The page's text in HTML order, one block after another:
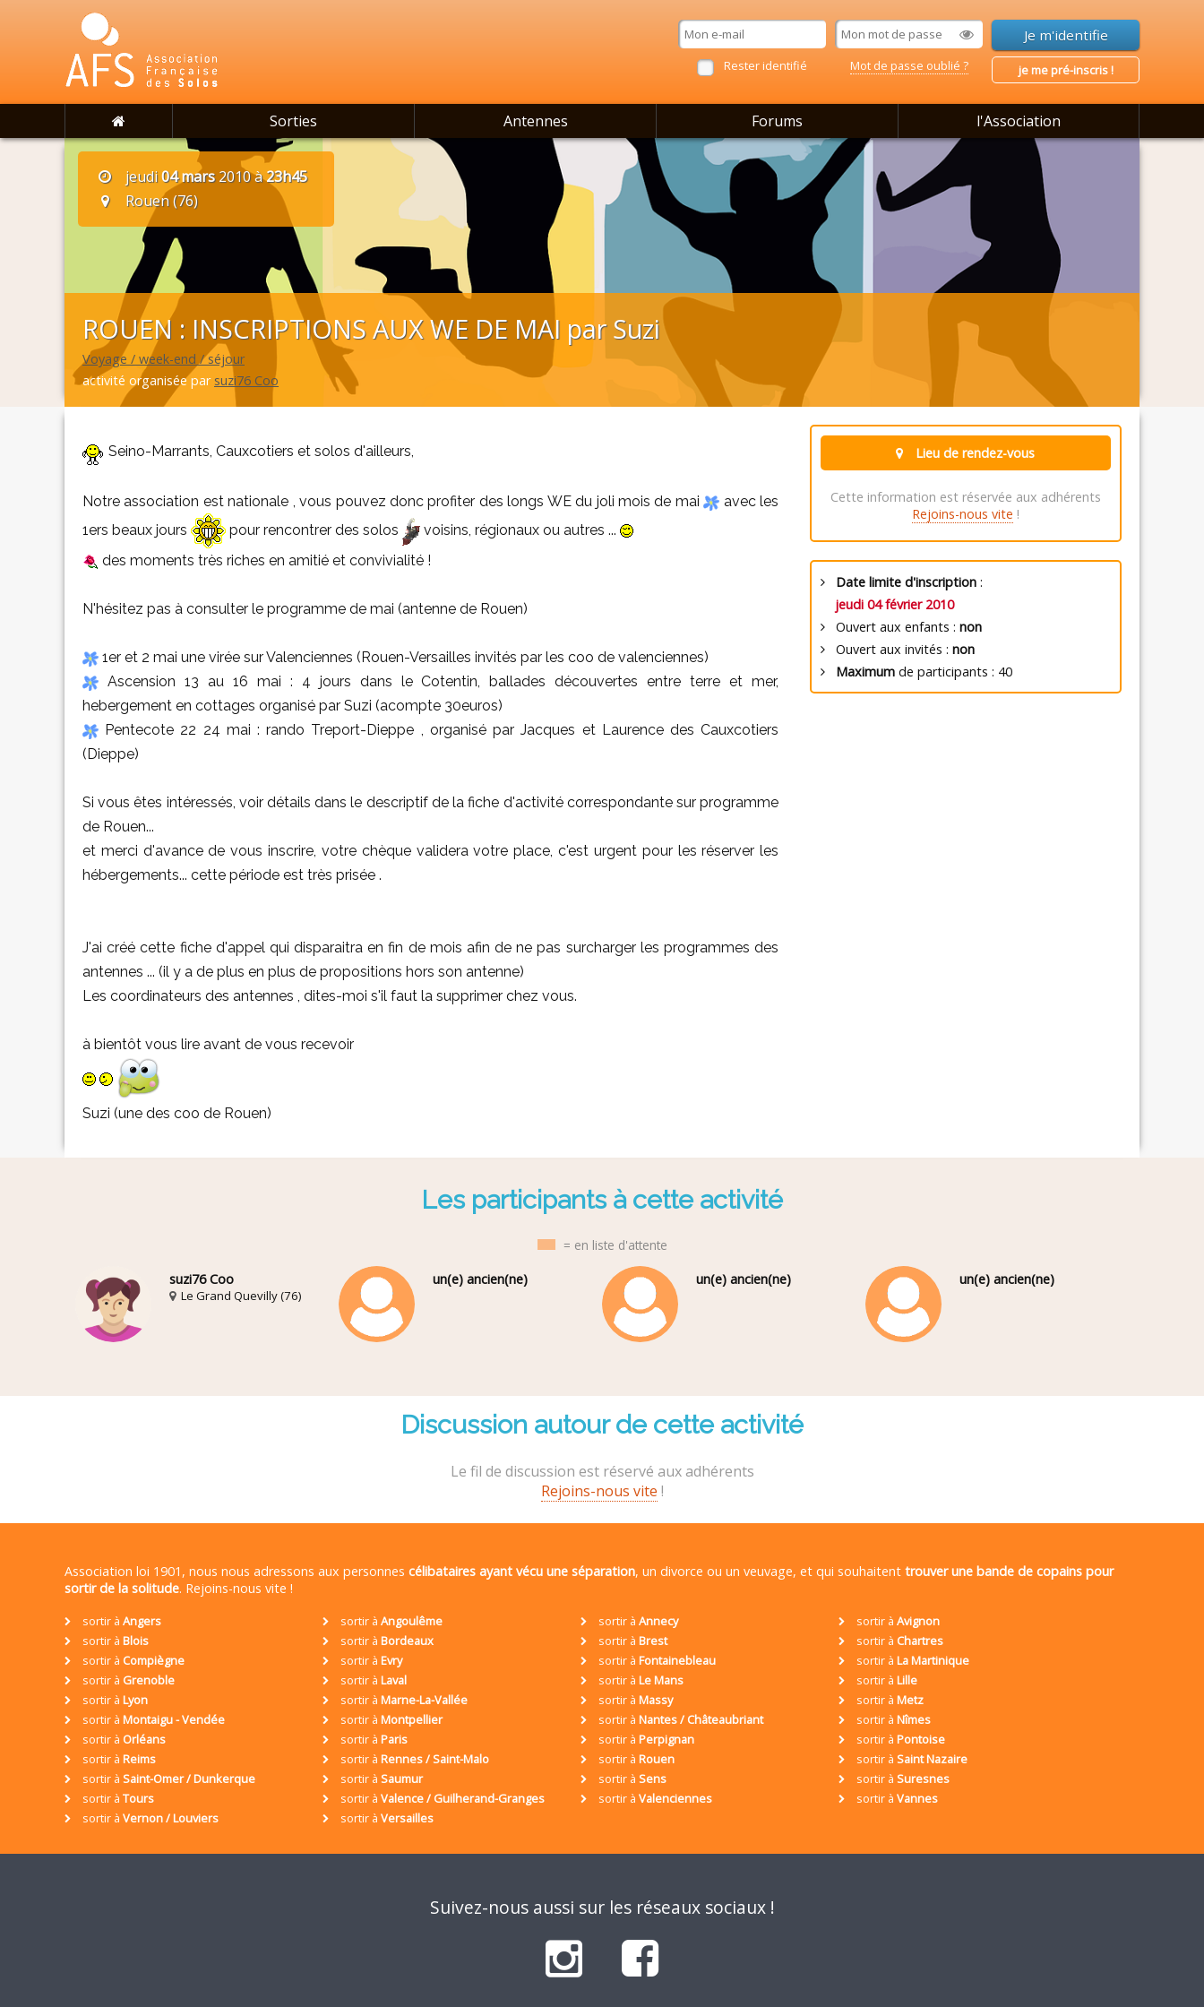
Rester identifié Mot de passe oublié ? je me pré-inscris !
Sorties Antennes Forums l'Association
jeudi04 mars2010 à23h45
Rouen (76)
ROUEN : INSCRIPTIONS AUX WE DE MAI par Suzi
Voyage / week-end / séjour
activité organisée par suzi76 Coo
Seino-Marrants, Cauxcotiers et solos d'ailleurs,
Notre association est nationale , vous pouvez donc profiter des longs WE du joli mois de mai
avec les
1ers beaux jours
pour rencontrer des solos
voisins, régionaux ou autres ...
des moments très riches en amitié et convivialité !
N'hésitez pas à consulter le programme de mai (antenne de Rouen)
1er et 2 mai une virée sur Valenciennes (Rouen-Versailles invités par les coo de valenciennes)
Ascension 13 au 16 mai : 4 jours dans le Cotentin, ballades découvertes entre terre et mer,
hebergement en cottages organisé par Suzi (acompte 30euros)
Pentecote 22 24 mai : rando Treport-Dieppe , organisé par Jacques et Laurence des Cauxcotiers
(Dieppe)
Si vous êtes intéressés, voir détails dans le descriptif de la fiche d'activité correspondante sur programme
de Rouen...
et merci d'avance de vous inscrire, votre chèque validera votre place, c'est urgent pour les réserver les
hébergements... cette période est très prisée .
J'ai créé cette fiche d'appel qui disparaitra en fin de mois afin de ne pas surcharger les programmes des
antennes ... (il y a de plus en plus de propositions hors son antenne)
Les coordinateurs des antennes , dites-moi s'il faut la supprimer chez vous.
à bientôt vous lire avant de vous recevoir
Suzi (une des coo de Rouen)
Lieu de rendez-vous
Cette information est réservée aux adhérents
Rejoins-nous vite !
Date limite d'inscription:
jeudi 04 février 2010
Ouvert aux enfants : non
Ouvert aux invités : non
Maximumde participants : 40
Les participants à cette activité
= en liste d'attente
suzi76 Coo
Le Grand Quevilly (76)
un(e) ancien(ne) un(e) ancien(ne) un(e) ancien(ne)
Discussion autour de cette activité
Le fil de discussion est réservé aux adhérents
Rejoins-nous vite !
Association loi 1901, nous nous adressons aux personnes célibataires ayant vécu une séparation, un divorce ou un veuvage, et qui souhaitent trouver une bande de copains pour
sortir de la solitude. Rejoins-nous vite !
sortir à Angers sortir à Angoulême sortir à Annecy sortir à Avignon
sortir à Blois sortir à Bordeaux sortir à Brest sortir à Chartres
sortir à Compiègne sortir à Evry sortir à Fontainebleau sortir à La Martinique
sortir à Grenoble sortir à Laval sortir à Le Mans sortir à Lille
sortir à Lyon sortir à Marne-La-Vallée sortir à Massy sortir à Metz
sortir à Montaigu - Vendée sortir à Montpellier sortir à Nantes / Châteaubriant sortir à Nîmes
sortir à Orléans sortir à Paris sortir à Perpignan sortir à Pontoise
sortir à Reims sortir à Rennes / Saint-Malo sortir à Rouen sortir à Saint Nazaire
sortir à Saint-Omer / Dunkerque sortir à Saumur sortir à Sens sortir à Suresnes
sortir à Tours sortir à Valence / Guilherand-Granges sortir à Valenciennes sortir à Vannes
sortir à Vernon / Louviers sortir à Versailles
Suivez-nous aussi sur les réseaux sociaux !